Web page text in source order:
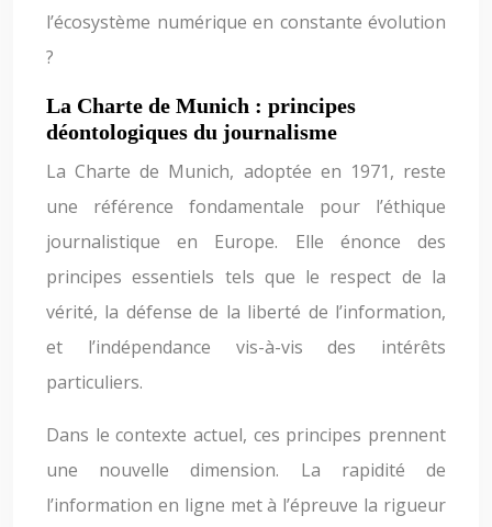
l’écosystème numérique en constante évolution
?
La Charte de Munich : principes
déontologiques du journalisme
La Charte de Munich, adoptée en 1971, reste
une référence fondamentale pour l’éthique
journalistique en Europe. Elle énonce des
principes essentiels tels que le respect de la
vérité, la défense de la liberté de l’information,
et l’indépendance vis-à-vis des intérêts
particuliers.
Dans le contexte actuel, ces principes prennent
une nouvelle dimension. La rapidité de
l’information en ligne met à l’épreuve la rigueur